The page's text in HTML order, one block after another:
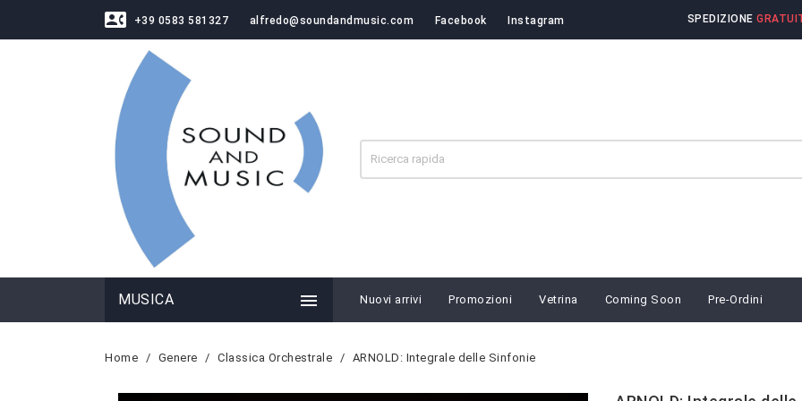
contact_phone +39 0583 581327 alfredo@soundandmusic.com Facebook Instagram SPEDIZIONE
MUSICA  Nuovi arrivi Promozioni Vetrina Coming Soon Pre-Ordini
Home Genere Classica Orchestrale ARNOLD: Integrale delle Sinfonie